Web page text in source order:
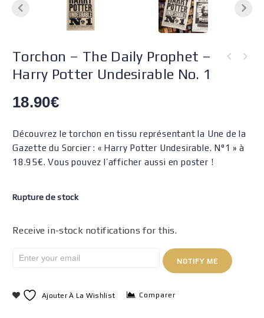
Torchon – The Daily Prophet –
Harry Potter Undesirable No. 1
18.90€
Découvrez le torchon en tissu représentant la Une de la
Gazette du Sorcier : « Harry Potter Undesirable. N°1 » à
18.95€. Vous pouvez l’afficher aussi en poster !
Rupture de stock
Receive in-stock notifications for this.
NOTIFY ME
Ajouter À La Wishlist Comparer